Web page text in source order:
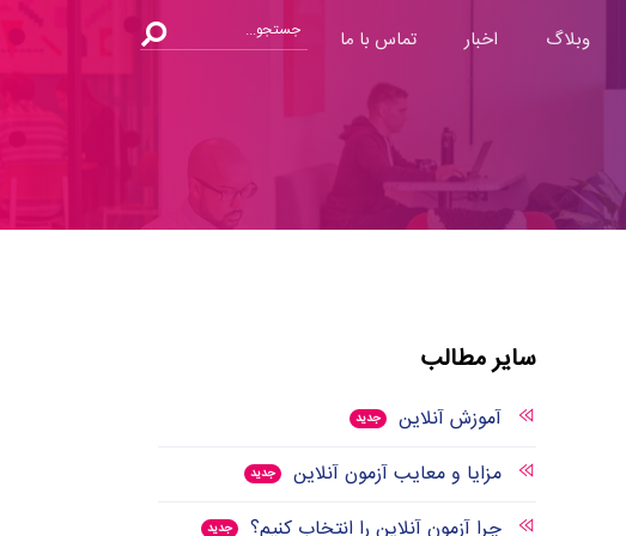
وبلاگ اخبار تماس با ما
سایر مطالب
آموزش آنلاین جدید
مزایا و معایب آزمون آنلاین جدید
چرا آزمون آنلاین را انتخاب کنیم؟ جدید